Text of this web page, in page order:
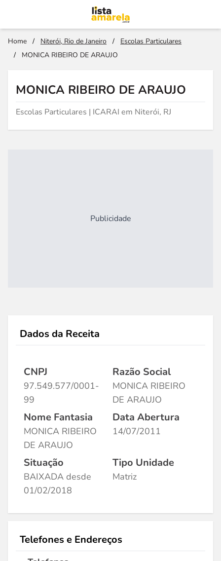
Home / Niterói, Rio de Janeiro /
Escolas Particulares
/
MONICA RIBEIRO DE ARAUJO
MONICA RIBEIRO DE ARAUJO
Escolas Particulares | ICARAI em Niterói, RJ
Publicidade
Dados da Receita
CNPJ
97.549.577/0001-
99
Razão Social
MONICA RIBEIRO
DE ARAUJO
Nome Fantasia
MONICA RIBEIRO
DE ARAUJO
Data Abertura
14/07/2011
Situação
BAIXADA desde
01/02/2018
Tipo Unidade
Matriz
Telefones e Endereços